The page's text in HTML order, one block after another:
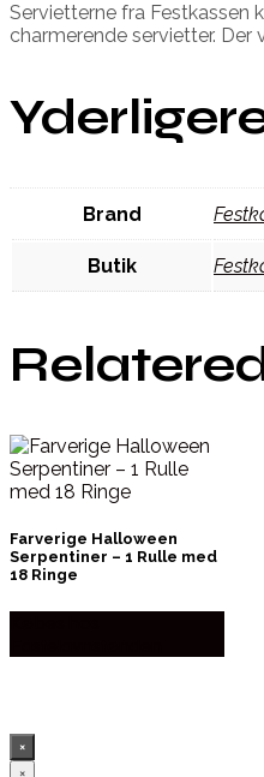
Servietterne fra
charmerende servietter.
Brand
Butik
Farverige Halloween
Serpentiner – 1 Rulle med
18 Ringe
×
×